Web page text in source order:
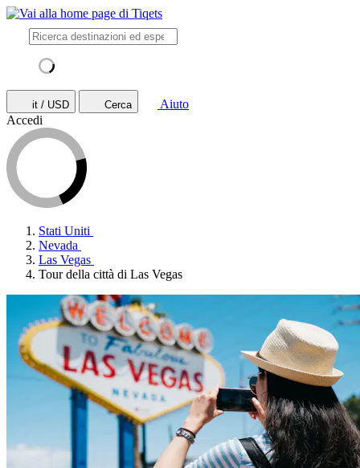
it / USD Cerca
Aiuto
Accedi
Stati Uniti
Nevada
Las Vegas
Tour della città di Las Vegas